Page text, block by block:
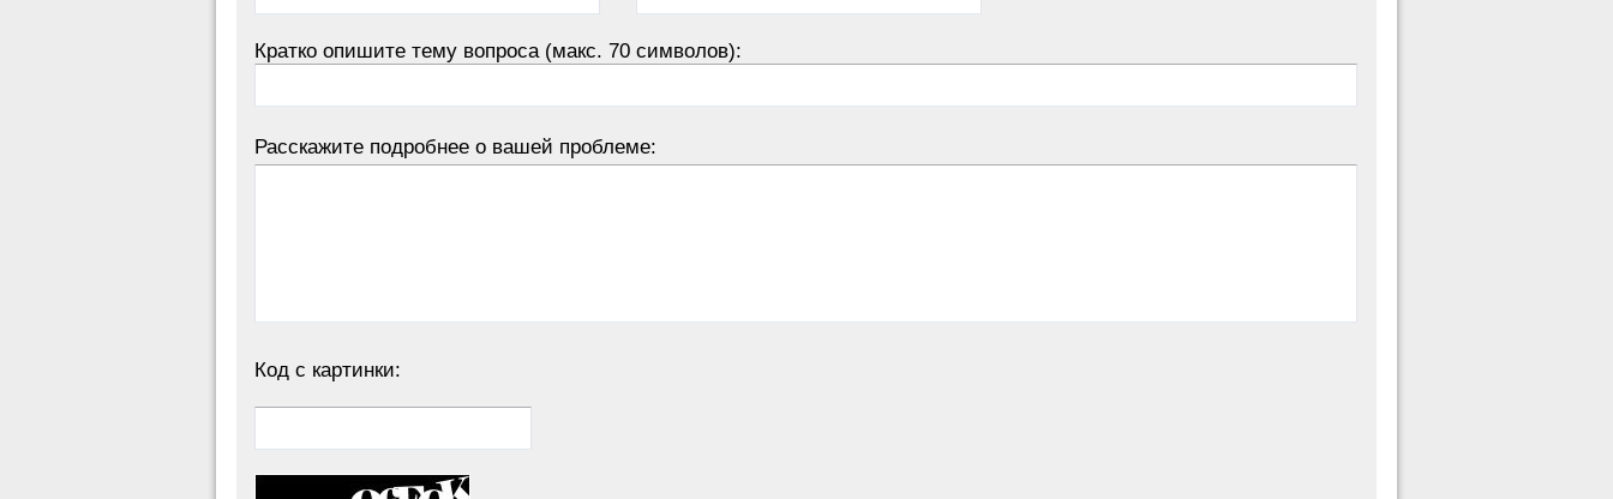
Кратко опишите тему вопроса (макс. 70 символов):
Расскажите подробнее о вашей проблеме:
Код с картинки: